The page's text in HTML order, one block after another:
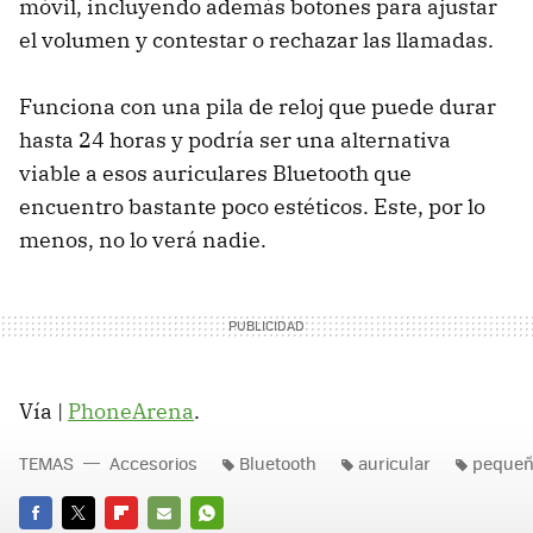
móvil, incluyendo además botones para ajustar
el volumen y contestar o rechazar las llamadas.
Funciona con una pila de reloj que puede durar
hasta 24 horas y podría ser una alternativa
viable a esos auriculares Bluetooth que
encuentro bastante poco estéticos. Este, por lo
menos, no lo verá nadie.
Vía | PhoneArena.
TEMAS Accesorios Bluetooth auricular